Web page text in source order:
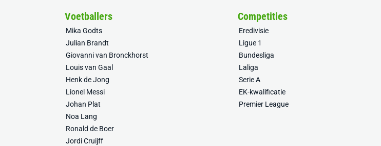
Voetballers
Mika Godts
Julian Brandt
Giovanni van Bronckhorst
Louis van Gaal
Henk de Jong
Lionel Messi
Johan Plat
Noa Lang
Ronald de Boer
Jordi Cruijff
Competities
Eredivisie
Ligue 1
Bundesliga
Laliga
Serie A
EK-kwalificatie
Premier League